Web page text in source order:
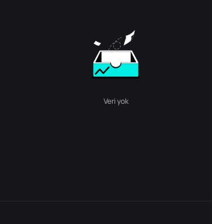
Veri yok